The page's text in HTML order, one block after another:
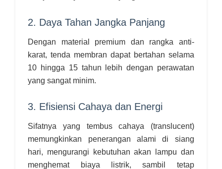
2. Daya Tahan Jangka Panjang
Dengan material premium dan rangka anti-
karat, tenda membran dapat bertahan selama
10 hingga 15 tahun lebih dengan perawatan
yang sangat minim.
3. Efisiensi Cahaya dan Energi
Sifatnya yang tembus cahaya (translucent)
memungkinkan penerangan alami di siang
hari, mengurangi kebutuhan akan lampu dan
menghemat biaya listrik, sambil tetap